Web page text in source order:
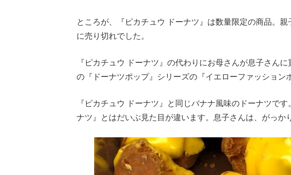
ところが、『ピカチュウ ドーナツ』は数量限定の商品。
に売り切れでした。
『ピカチュウ ドーナツ』の代わりにお母さんが息子さん
の『ドーナツポップ』シリーズの『イエローファッション
『ピカチュウ ドーナツ』と同じバナナ風味のドーナツで
ナツ』とはだいぶ見た目が違います。息子さんは、がっか